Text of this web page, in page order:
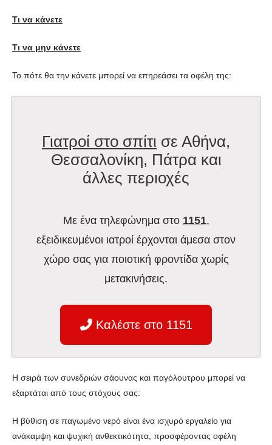
Τι να κάνετε
Τι να μην κάνετε
Το πότε θα την κάνετε μπορεί να επηρεάσει τα οφέλη της:
Γιατροί στο σπίτι σε Αθήνα,
Θεσσαλονίκη, Πάτρα και
άλλες περιοχές
Με ένα τηλεφώνημα στο 1151,
εξειδικευμένοι ιατροί έρχονται άμεσα στον
χώρο σας για ποιοτική φροντίδα χωρίς
μετακινήσεις.
Καλέστε στο 1151
Η σειρά των συνεδριών σάουνας και παγόλουτρου μπορεί να
εξαρτάται από τους στόχους σας:
Η βύθιση σε παγωμένο νερό είναι ένα ισχυρό εργαλείο για
ανάκαμψη και ψυχική ανθεκτικότητα, προσφέροντας οφέλη